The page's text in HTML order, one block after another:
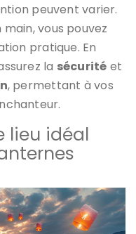
peuvent varier.
vous pouvez
pratique. En
la sécurité et
, permettant à vos
lieu idéal